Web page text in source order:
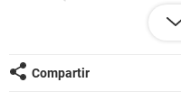
PREGUNTA ES ¿QUE ME
CAMBIARLE EL WIN 7
SOPORTA HASTA 16 GB
Compartir